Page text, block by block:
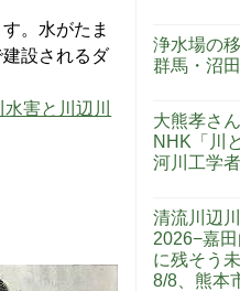
。水がたま
設されるダ
水害と川辺川
浄水場の
群馬・沼
大熊孝さ
NHK「川
河川工学
清流川辺
2026−嘉
に残そう
8/8、熊本